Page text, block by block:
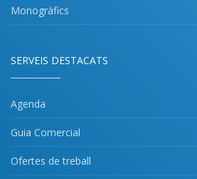
Monogràfics
SERVEIS DESTACATS
Agenda
Guia Comercial
Ofertes de treball